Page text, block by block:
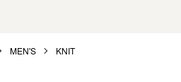
MEN'S KNIT